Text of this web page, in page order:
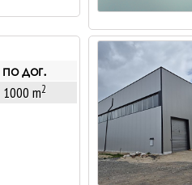
по дог.
1000 m2